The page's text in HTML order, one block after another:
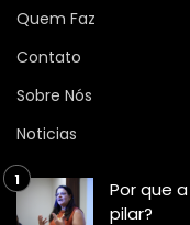
Quem Faz
Contato
Sobre Nós
Noticias
Por que
pilar?